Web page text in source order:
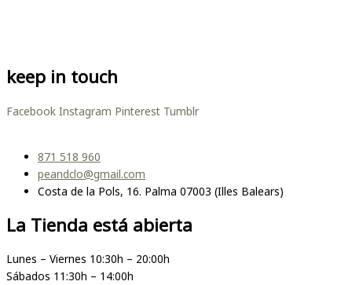
keep in touch
Facebook Instagram Pinterest Tumblr
871 518 960
peandclo@gmail.com
Costa de la Pols, 16. Palma 07003 (Illes Balears)
La Tienda está abierta
Lunes – Viernes 10:30h – 20:00h
Sábados 11:30h – 14:00h